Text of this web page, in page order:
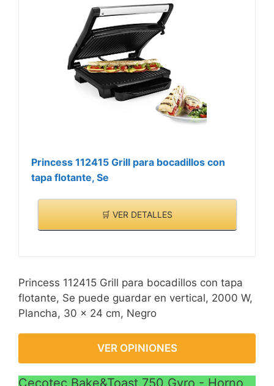
Princess 112415 Grill para bocadillos con
tapa flotante, Se
🛒 VER DETALLES
Princess 112415 Grill para bocadillos con tapa
flotante, Se puede guardar en vertical, 2000 W,
Plancha, 30 x 24 cm, Negro
VER OPINIONES
Cecotec Bake&Toast 750 Gyro - Horno